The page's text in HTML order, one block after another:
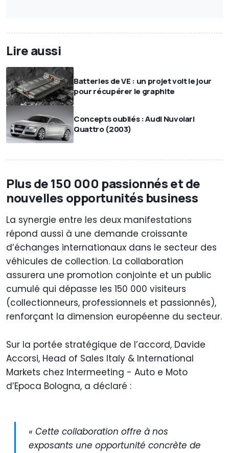
Lire aussi
Batteries de VE : un projet voit le jour
pour récupérer le graphite
Concepts oubliés : Audi Nuvolari
Quattro (2003)
Plus de 150 000 passionnés et de
nouvelles opportunités business
La synergie entre les deux manifestations
répond aussi à une demande croissante
d’échanges internationaux dans le secteur des
véhicules de collection. La collaboration
assurera une promotion conjointe et un public
cumulé qui dépasse les 150 000 visiteurs
(collectionneurs, professionnels et passionnés),
renforçant la dimension européenne du secteur.
Sur la portée stratégique de l’accord, Davide
Accorsi, Head of Sales Italy & International
Markets chez Intermeeting - Auto e Moto
d’Epoca Bologna, a déclaré :
« Cette collaboration offre à nos
exposants une opportunité concrète de